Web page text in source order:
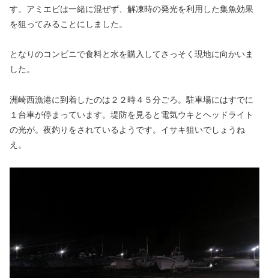
す。アミエビは一緒に混ぜず、解凍時の発光を利用した集魚効果
を狙ってみることにしました。
となりのコンビニで食料と水を購入してさっそく現地に向かいま
した。
洲崎西漁港に到着したのは２２時４５分ごろ。駐車場にはすでに
１台車が停まっています。堤防を見ると電気ウキとヘッドライト
の光が。夜釣りをされているようです。イサキ狙いでしょうね
え。